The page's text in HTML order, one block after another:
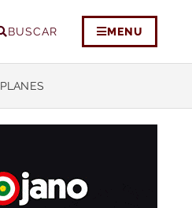
BUSCAR MENU
PLANES